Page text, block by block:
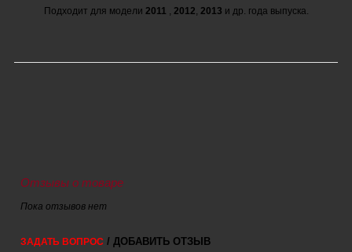
Подходит для модели 2011 , 2012, 2013 и др. года выпуска.
Отзывы о товаре
Пока отзывов нет
ЗАДАТЬ ВОПРОС / ДОБАВИТЬ ОТЗЫВ